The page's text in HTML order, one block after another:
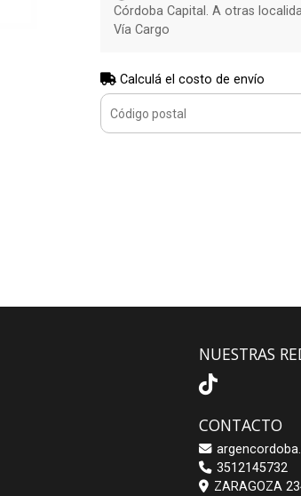
Córdoba Capital. A otras
Vía Cargo
Calculá el costo de envío
NUESTRAS
CONTACTO
3512145732
ZARAGOZA